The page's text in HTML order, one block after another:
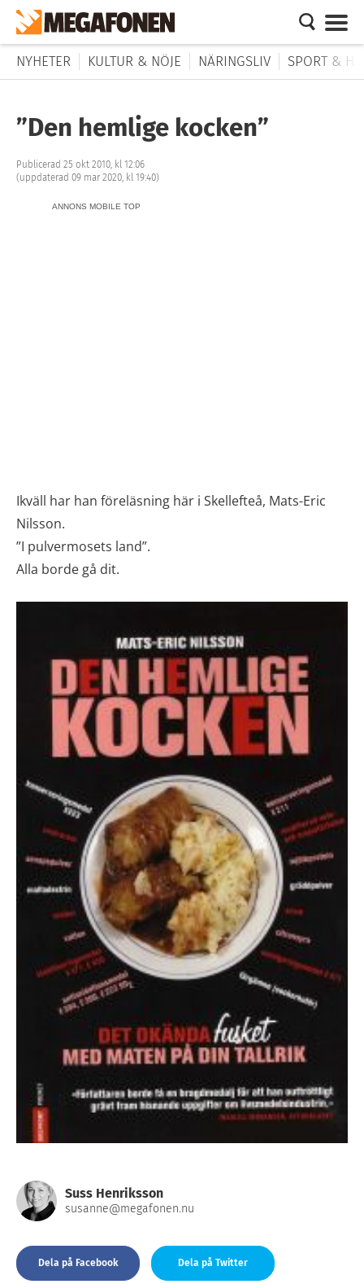
NYHETER KULTUR & NÖJE NÄRINGSLIV SPORT &
”Den hemlige kocken”
Publicerad 25 okt 2010, kl 12:06
(uppdaterad 09 mar 2020, kl 19:40)
ANNONS MOBILE TOP
Ikväll har han föreläsning här i Skellefteå, Mats-Eric
Nilsson.
”I pulvermosets land”.
Alla borde gå dit.
Suss Henriksson
susanne@megafonen.nu
Dela på Facebook Dela på Twitter